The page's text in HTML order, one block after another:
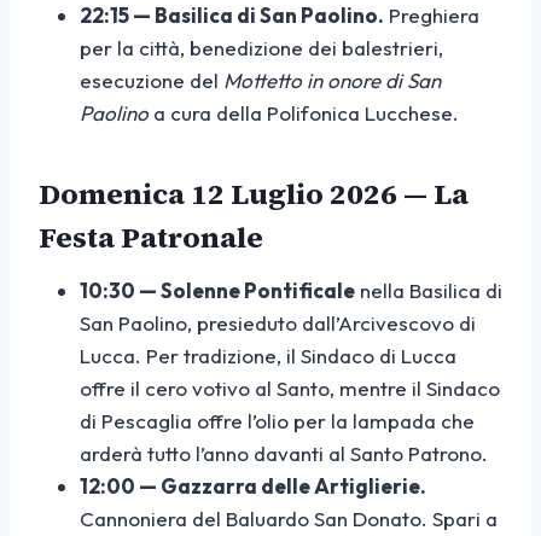
22:15 — Basilica di San Paolino. Preghiera
per la città, benedizione dei balestrieri,
esecuzione del Mottetto in onore di San
Paolino a cura della Polifonica Lucchese.
Domenica 12 Luglio 2026 — La
Festa Patronale
10:30 — Solenne Pontificale nella Basilica di
San Paolino, presieduto dall’Arcivescovo di
Lucca. Per tradizione, il Sindaco di Lucca
offre il cero votivo al Santo, mentre il Sindaco
di Pescaglia offre l’olio per la lampada che
arderà tutto l’anno davanti al Santo Patrono.
12:00 — Gazzarra delle Artiglierie.
Cannoniera del Baluardo San Donato. Spari a